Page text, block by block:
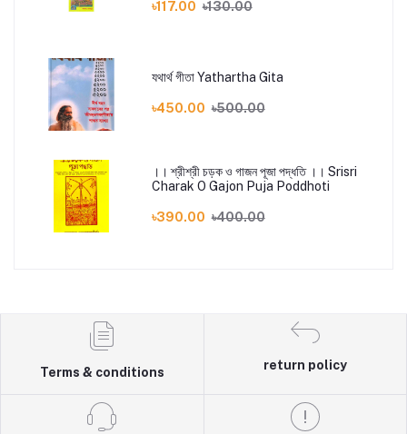
৳117.00 ৳130.00
যথার্থ গীতা Yathartha Gita
৳450.00 ৳500.00
।। শ্রীশ্রী চড়ক ও গাজন পূজা পদ্ধতি ।। Srisri
Charak O Gajon Puja Poddhoti
৳390.00 ৳400.00
Terms & conditions
return policy